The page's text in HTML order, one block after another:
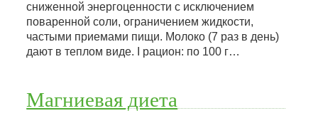
сниженной энергоценности с исключением
поваренной соли, ограничением жидкости,
частыми приемами пищи. Молоко (7 раз в день)
дают в теплом виде. I рацион: по 100 г…
Магниевая диета